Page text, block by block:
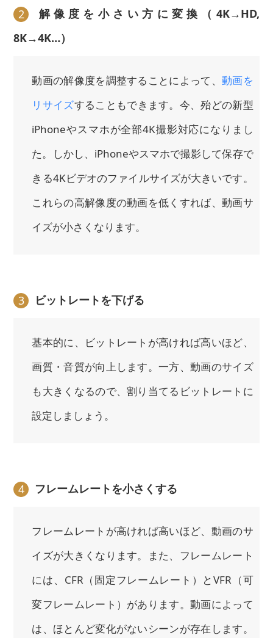
2
解像度を小さい方に変換（4K→HD,
8K→4K…）
動画の解像度を調整することによって、 動画を
リサイズすることもできます。今、殆どの新型
iPhoneやスマホが全部4K撮影対応になりまし
た。しかし、iPhoneやスマホで撮影して保存で
きる4Kビデオのファイルサイズが大きいです。
これらの高解像度の動画を低くすれば、動画サ
イズが小さくなります。
3 ビットレートを下げる
基本的に、ビットレートが高ければ高いほど、
画質・音質が向上します。一方、動画のサイズ
も大きくなるので、割り当てるビットレートに
設定しましょう。
4 フレームレートを小さくする
フレームレートが高ければ高いほど、動画のサ
イズが大きくなります。また、フレームレート
には、CFR（固定フレームレート）とVFR（可
変フレームレート）があります。動画によって
は、ほとんど変化がないシーンが存在します。